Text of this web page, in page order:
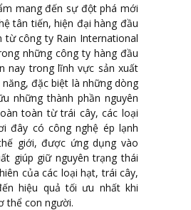
mang đến sự đột phá mới
tân tiến, hiện đại hàng đầu
từ công ty Rain International
những công ty hàng đầu
nay trong lĩnh vực sản xuất
đặc biệt là những dòng
những thành phần nguyên
toàn từ trái cây, các loại
đây có công nghệ ép lạnh
giới, được ứng dụng vào
giúp giữ nguyên trạng thái
của các loại hạt, trái cây,
hiệu quả tối ưu nhất khi
thể con người.